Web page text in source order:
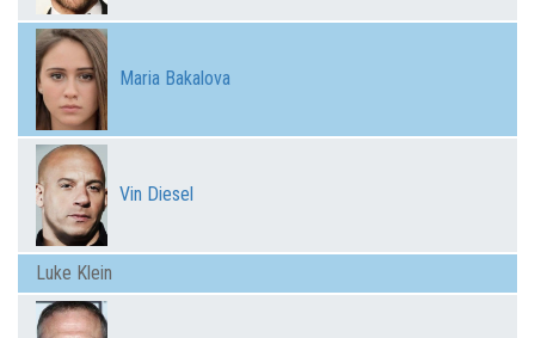
Maria Bakalova
Vin Diesel
Luke Klein